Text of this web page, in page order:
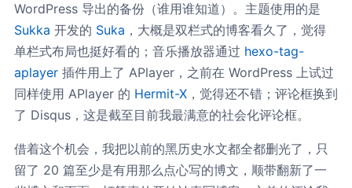
WordPress 导出的备份（谁用谁知道）。主题使用的是
Sukka 开发的 Suka ，大概是双栏式的博客看久了，觉得
单栏式布局也挺好看的；音乐播放器通过 hexo-tag-
aplayer插件用上了 APlayer，之前在 WordPress 上试过
同样使用 APlayer 的 Hermit-X，觉得还不错；评论框换到
了 Disqus，这是截至目前我最满意的社会化评论框。
借着这个机会，我把以前的黑历史水文都全都删光了，只
留了 20 篇至少是有用那么点心写的博文，顺带翻新了一